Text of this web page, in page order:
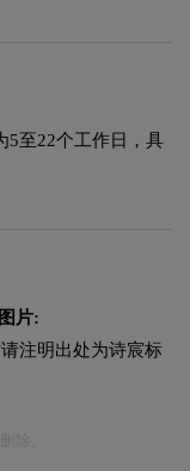
5至22个工作日，具
片:
注明出处为诗宸标